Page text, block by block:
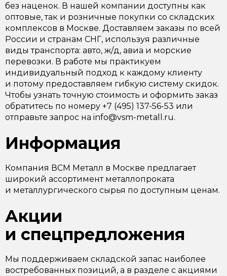
без наценок. В нашей компании доступны как
оптовые, так и розничные покупки со складских
комплексов в Москве. Доставляем заказы по всей
России и странам СНГ, используя различные
виды транспорта: авто, ж/д, авиа и морские
перевозки. В работе мы практикуем
индивидуальный подход к каждому клиенту
и потому предоставляем гибкую систему скидок.
Чтобы узнать точную стоимость и оформить заказ
обратитесь по номеру +7 (495) 137-56-53 или
отправьте запрос на info@vsm-metall.ru.
Информация
Компания ВСМ Металл в Москве предлагает
широкий ассортимент металлопроката
и металлургического сырья по доступным ценам.
Акции
и спецпредложения
Мы поддерживаем складской запас наиболее
востребованных позиций, а в разделе с акциями